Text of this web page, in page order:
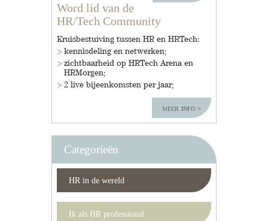
Word lid van de
HR/Tech Community
Kruisbestuiving tussen HR en HRTech:
kennisdeling en netwerken;
zichtbaarheid op HRTech Arena en
HRMorgen;
2 live bijeenkomsten per jaar;
meer info
Categorieën
HR in de wereld
Ik als HR professional